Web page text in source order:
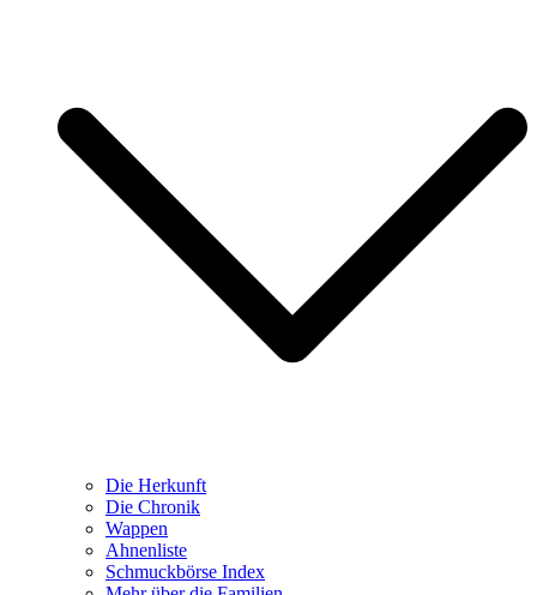
Die Herkunft
Die Chronik
Wappen
Ahnenliste
Schmuckbörse Index